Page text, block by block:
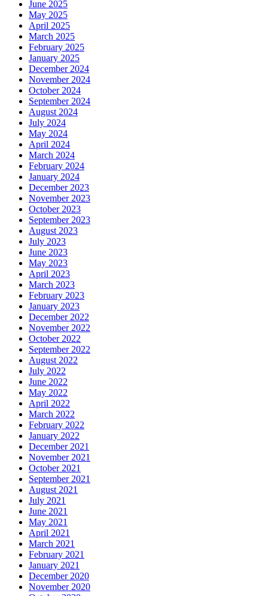
June 2025
May 2025
April 2025
March 2025
February 2025
January 2025
December 2024
November 2024
October 2024
September 2024
August 2024
July 2024
May 2024
April 2024
March 2024
February 2024
January 2024
December 2023
November 2023
October 2023
September 2023
August 2023
July 2023
June 2023
May 2023
April 2023
March 2023
February 2023
January 2023
December 2022
November 2022
October 2022
September 2022
August 2022
July 2022
June 2022
May 2022
April 2022
March 2022
February 2022
January 2022
December 2021
November 2021
October 2021
September 2021
August 2021
July 2021
June 2021
May 2021
April 2021
March 2021
February 2021
January 2021
December 2020
November 2020